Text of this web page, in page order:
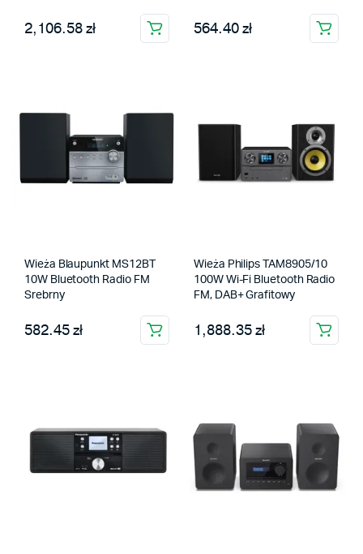
2,106.58 zł 564.40 zł
Wieża Blaupunkt MS12BT
10W Bluetooth Radio FM
Srebrny
582.45 zł
Wieża Philips TAM8905/10
100W Wi-Fi Bluetooth Radio
FM, DAB+ Grafitowy
1,888.35 zł